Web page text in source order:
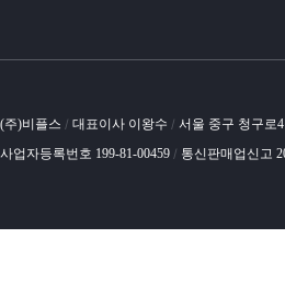
(주)비플스 / 대표이사 이왕수 / 서울 중구 청구로
사업자등록번호 199-81-00459 / 통신판매업신고